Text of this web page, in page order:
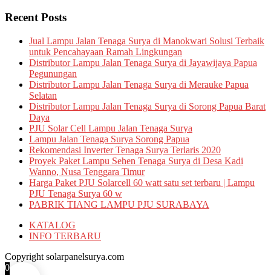
Recent Posts
Jual Lampu Jalan Tenaga Surya di Manokwari Solusi Terbaik
untuk Pencahayaan Ramah Lingkungan
Distributor Lampu Jalan Tenaga Surya di Jayawijaya Papua
Pegunungan
Distributor Lampu Jalan Tenaga Surya di Merauke Papua
Selatan
Distributor Lampu Jalan Tenaga Surya di Sorong Papua Barat
Daya
PJU Solar Cell Lampu Jalan Tenaga Surya
Lampu Jalan Tenaga Surya Sorong Papua
Rekomendasi Inverter Tenaga Surya Terlaris 2020
Proyek Paket Lampu Sehen Tenaga Surya di Desa Kadi
Wanno, Nusa Tenggara Timur
Harga Paket PJU Solarcell 60 watt satu set terbaru | Lampu
PJU Tenaga Surya 60 w
PABRIK TIANG LAMPU PJU SURABAYA
KATALOG
INFO TERBARU
Copyright solarpanelsurya.com
0